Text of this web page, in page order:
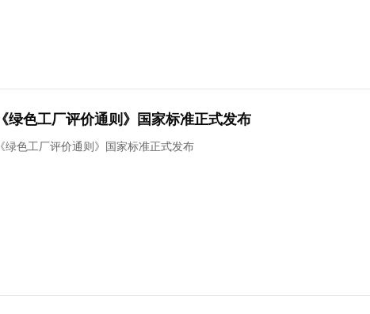
《绿色工厂评价通则》国家标准正式发布
《绿色工厂评价通则》国家标准正式发布